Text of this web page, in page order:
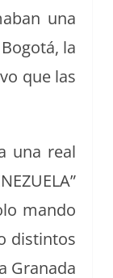
una
la
que las
una real
man­do
dis­tin­tos
Grana­da